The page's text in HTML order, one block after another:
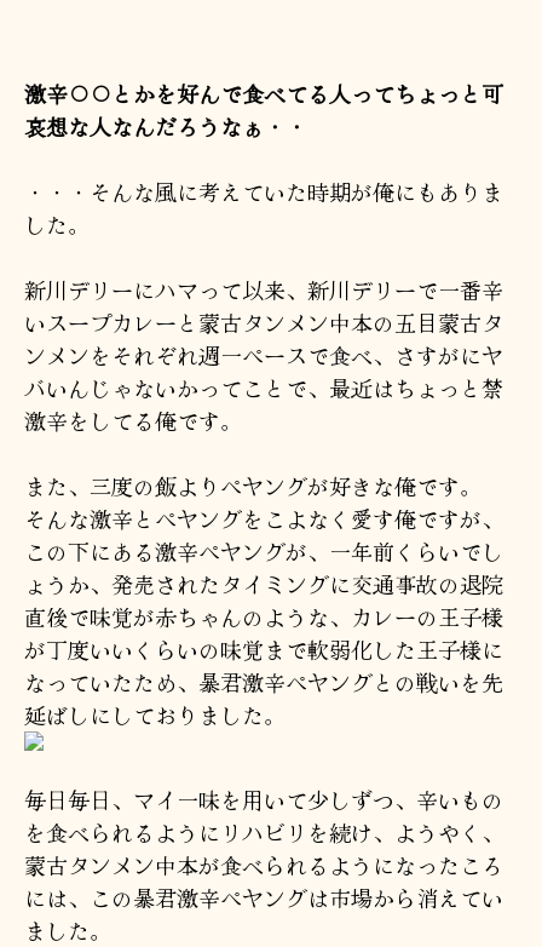
激辛〇〇とかを好んで食べてる人ってちょっと可
哀想な人なんだろうなぁ・・
・・・そんな風に考えていた時期が俺にもありま
した。
新川デリーにハマって以来、新川デリーで一番辛
いスープカレーと蒙古タンメン中本の五目蒙古タ
ンメンをそれぞれ週一ペースで食べ、さすがにヤ
バいんじゃないかってことで、最近はちょっと禁
激辛をしてる俺です。
また、三度の飯よりペヤングが好きな俺です。
そんな激辛とペヤングをこよなく愛す俺ですが、
この下にある激辛ペヤングが、一年前くらいでし
ょうか、発売されたタイミングに交通事故の退院
直後で味覚が赤ちゃんのような、カレーの王子様
が丁度いいくらいの味覚まで軟弱化した王子様に
なっていたため、暴君激辛ペヤングとの戦いを先
延ばしにしておりました。
毎日毎日、マイ一味を用いて少しずつ、辛いもの
を食べられるようにリハビリを続け、ようやく、
蒙古タンメン中本が食べられるようになったころ
には、この暴君激辛ペヤングは市場から消えてい
ました。